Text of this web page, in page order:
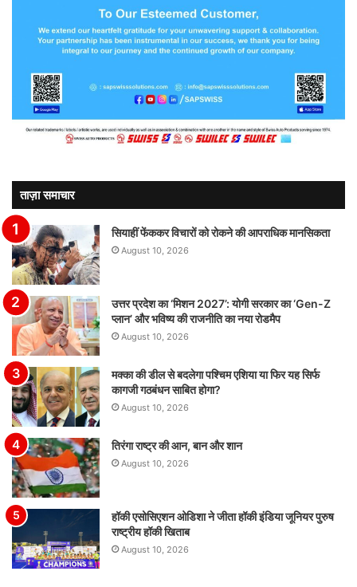
ताज़ा समाचार
सियाहीं फेंककर विचारों को रोकने की आपराधिक मानसिकता
August 10, 2026
उत्तर प्रदेश का ‘मिशन 2027’: योगी सरकार का ‘Gen-Z
प्लान’ और भविष्य की राजनीति का नया रोडमैप
August 10, 2026
मक्का की डील से बदलेगा पश्चिम एशिया या फिर यह सिर्फ
कागजी गठबंधन साबित होगा?
August 10, 2026
तिरंगा राष्ट्र की आन, बान और शान
August 10, 2026
हॉकी एसोसिएशन ओडिशा ने जीता हॉकी इंडिया जूनियर पुरुष
राष्ट्रीय हॉकी खिताब
August 10, 2026